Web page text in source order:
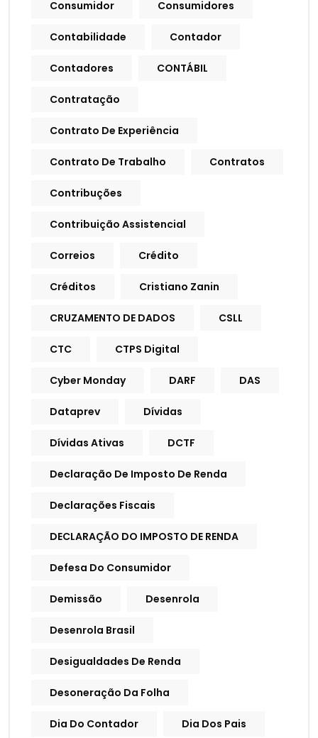
Consumidor Consumidores
Contabilidade Contador
Contadores CONTÁBIL
Contratação
Contrato De Experiência
Contrato De Trabalho Contratos
Contribuções
Contribuição Assistencial
Correios Crédito
Créditos Cristiano Zanin
CRUZAMENTO DE DADOS CSLL
CTC CTPS Digital
Cyber Monday DARF DAS
Dataprev Dívidas
Dívidas Ativas DCTF
Declaração De Imposto De Renda
Declarações Fiscais
DECLARAÇÃO DO IMPOSTO DE RENDA
Defesa Do Consumidor
Demissão Desenrola
Desenrola Brasil
Desigualdades De Renda
Desoneração Da Folha
Dia Do Contador Dia Dos Pais